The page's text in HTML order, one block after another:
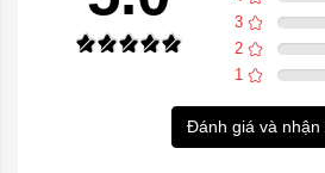
3
2
1
Đánh giá và nhận